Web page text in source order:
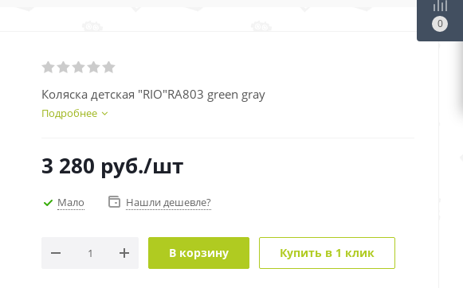
Коляска детская "RIO"RA803 green gray
Подробнее
3 280 руб./шт
Мало Нашли дешевле?
В корзину Купить в 1 клик
0